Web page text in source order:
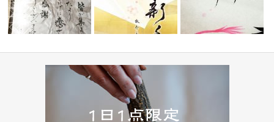
【 お誕生日祝い ご依頼品 】 〜
《 安 〜relieved〜 》